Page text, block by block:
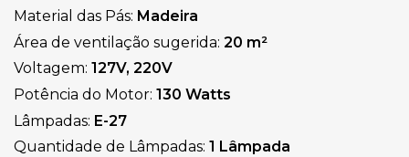
Material das Pás: Madeira
Área de ventilação sugerida: 20 m²
Voltagem: 127V, 220V
Potência do Motor: 130 Watts
Lâmpadas: E-27
Quantidade de Lâmpadas: 1 Lâmpada